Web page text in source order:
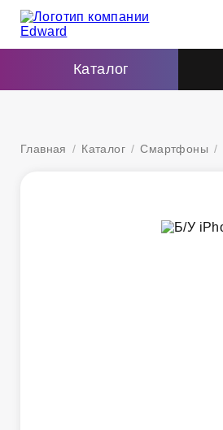
Каталог
Главная / Каталог / Смартфоны /